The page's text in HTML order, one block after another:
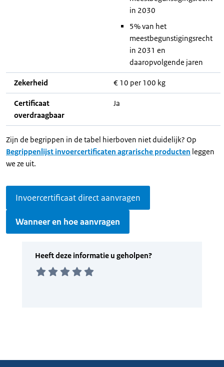
in 2030
5% van het
meestbegunstigingsrecht
in 2031 en
daaropvolgende jaren
Zekerheid € 10 per 100 kg
Certificaat
overdraagbaar
Ja
Zijn de begrippen in de tabel hierboven niet duidelijk? Op
Begrippenlijst invoercertificaten agrarische producten leggen
we ze uit.
Invoercertificaat direct aanvragen
Wanneer en hoe aanvragen